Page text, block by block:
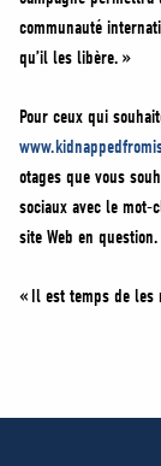
communauté
qu’il les libère. »
Pour ceux qui
otages que vous
sociaux avec le mot-
site Web en question.
« Il est temps de les